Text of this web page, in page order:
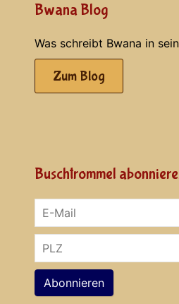
Bwana Blog
Was schreibt Bwana in
Zum Blog
Buschtrommel
Abonnieren